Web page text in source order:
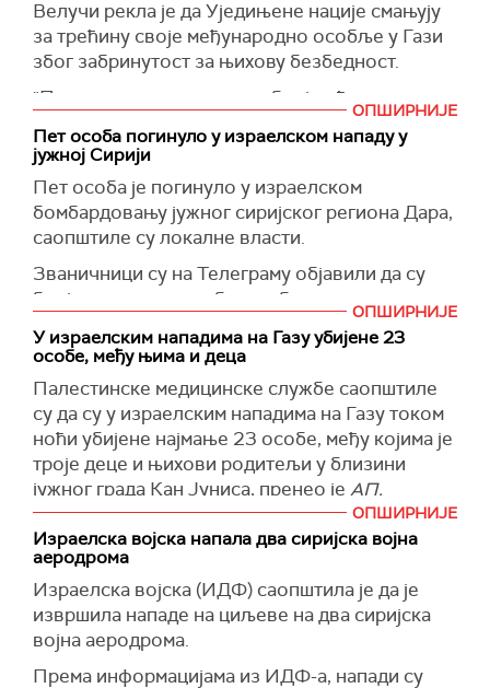
Замир и шеф Шин Бета, Ронен Бар,
свакодневно су сарађивали на свим
операцијама у Гази, пише израелски медиј.
(Jerusalem post)
Израелска војска саопштила је да су њени
војници сукобили с милитантима у том
подручју који су отворили ватру на израелске
Сиријски званичници су објавили на Телеграм
каналу да су бројне породице побегле због
насиља и интензивних сукоба, пренео је
ранијеРојтерс.
У међувремену, израелска војска је саопштила
да је јутрос дошло до размене ватре између
израелских снага и наоружаних екстремиста у
јужној Сирији и потврдила да је израелска
ратна авијација бомбардовала два сиријска
војна аеродрома.
( Танјуг)
Велучи рекла је да Уједињене нације смањују
за трећину своје међународно особље у Гази
због забринутост за њихову безбедност.
"Покушавамо да смањимо број међународног
особља за отприлике једну трећину и то је
заиста зато што генерални секретар Антонио
Гутереш нема моћ да гарантује безбедност
особља УН", рекла је портпарол Велучи и
додала да они броје око 30 од 100 људи.
програм за храну, Светска здравствена
организација и Дечја агенција УН, најбројала је
Велучи.
(Reuters)
ОПШИРНИЈЕ
Пет особа погинуло у израелском нападу у
јужној Сирији
Пет особа је погинуло у израелском
бомбардовању јужног сиријског региона Дара,
саопштиле су локалне власти.
Званичници су на Телеграму објавили да су
бројне породице побегле због насиља и
Ројтерс.
(Reuters)
ОПШИРНИЈЕ
У израелским нападима на Газу убијене 23
особе, међу њима и деца
Палестинске медицинске службе саопштиле
су да су у израелским нападима на Газу током
ноћи убијене најмање 23 особе, међу којима је
троје деце и њихови родитељи у близини
јужног града Кан Јуниса, пренео је АП.
Болница Насер у Гази саопштила је да је
примила тела чланова те породице, као и још
четири особе из два одвојена напада.
(Танјуг, AP)
ОПШИРНИЈЕ
Израелска војска напала два сиријска војна
аеродрома
Израелска војска (ИДФ) саопштила је да је
извршила нападе на циљеве на два сиријска
војна аеродрома.
Према информацијама из ИДФ-а, напади су